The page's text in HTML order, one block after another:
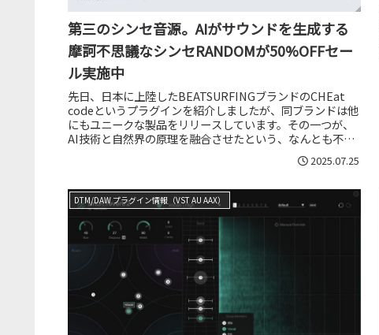
第三のシンセ音源。AIがサウンドを生成する
摩訶不思議なシンセRANDOMが50%OFFセー
ル実施中
先日、日本に上陸したBEATSURFINGブランドのCHEat
codeというプラグインを紹介しましたが、同ブランドは他
にもユニークな製品をリリースしています。その一つが、
AI技術と自然界の原理を融合させたという、なんとも不思
2025.07.25
DTM/DAW プラグイン情報（VST AU AAX）